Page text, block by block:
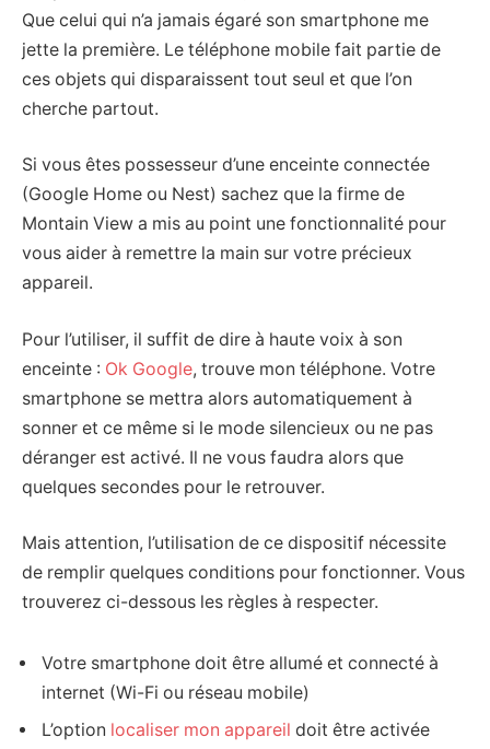
Que celui qui n’a jamais égaré son smartphone me
jette la première. Le téléphone mobile fait partie de
ces objets qui disparaissent tout seul et que l’on
cherche partout.
Si vous êtes possesseur d’une enceinte connectée
(Google Home ou Nest) sachez que la firme de
Montain View a mis au point une fonctionnalité pour
vous aider à remettre la main sur votre précieux
appareil.
Pour l’utiliser, il suffit de dire à haute voix à son
enceinte : Ok Google, trouve mon téléphone. Votre
smartphone se mettra alors automatiquement à
sonner et ce même si le mode silencieux ou ne pas
déranger est activé. Il ne vous faudra alors que
quelques secondes pour le retrouver.
Mais attention, l’utilisation de ce dispositif nécessite
de remplir quelques conditions pour fonctionner. Vous
trouverez ci-dessous les règles à respecter.
Votre smartphone doit être allumé et connecté à
internet (Wi-Fi ou réseau mobile)
L’option localiser mon appareil doit être activée